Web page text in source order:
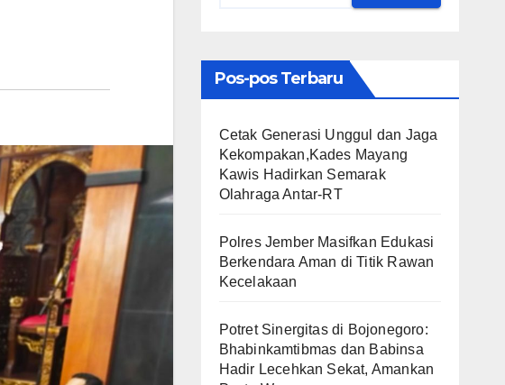
Pos-pos Terbaru
Cetak Generasi Unggul dan Jaga
Kekompakan,Kades Mayang
Kawis Hadirkan Semarak
Olahraga Antar-RT
Polres Jember Masifkan Edukasi
Berkendara Aman di Titik Rawan
Kecelakaan
​Potret Sinergitas di Bojonegoro:
Bhabinkamtibmas dan Babinsa
Hadir Lecehkan Sekat, Amankan